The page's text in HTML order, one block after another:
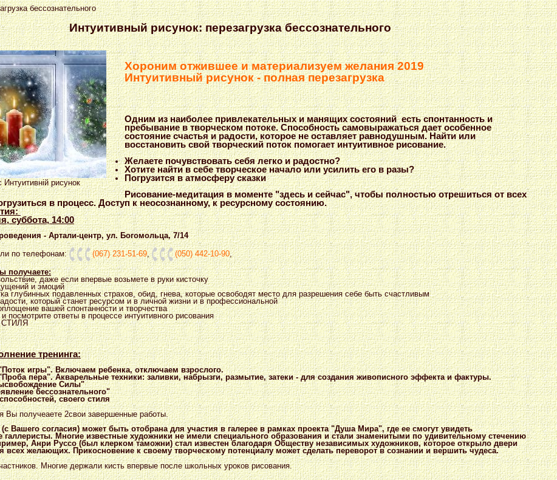
бессознательного
Интуитивный рисунок: перезагрузка бессознательного
рисунок
Хороним отжившее и материализуем желания 2019
Интуитивный рисунок - полная перезагрузка
Одним из наиболее привлекательных и манящих состояний есть спонтанность и
пребывание в творческом потоке. Способность самовыражаться дает особенное
состояние счастья и радости, которое не оставляет равнодушным. Найти или
восстановить свой творческий поток помогает интуитивное рисование.
Желаете почувствовать себя легко и радостно?
Хотите найти в себе творческое начало или усилить его в разы?
Погрузится в атмосферу сказки
Рисование-медитация в моменте "здесь и сейчас", чтобы полностью отрешиться от всех
в процесс. Доступ к неосознанному, к ресурсному состоянию.
суббота, 14:00
- Артали-центр, ул. Богомольца, 7/14
по телефонам:
(067) 231-51-69, (050) 442-10-90,
получаете:
даже если впервые возьмете в руки кисточку
и эмоций
глубинных подавленных страхов, обид, гнева, которые освободят место для разрешения себе быть счастливым
который станет ресурсом и в личной жизни и в профессиональной
вашей спонтанности и творчества
посмотрите ответы в процессе интуитивного рисования
СТИЛЯ
тренинга:
игры". Включаем ребенка, отключаем взрослого.
пера". Акварельные техники: заливки, набрызги, размытие, затеки - для создания живописного эффекта и фактуры.
Силы"
бессознательного"
своего стиля
Вы получеаете 2свои завершенные работы.
Вашего согласия) может быть отобрана для участия в галерее в рамках проекта "Душа Мира", где ее смогут увидеть
Многие известные художники не имели специального образования и стали знаменитыми по удивительному стечению
Анри Руссо (был клерком таможни) стал известен благодаря Обществу независимых художников, которое открыло двери
всех желающих. Прикосновение к своему творческому потенциалу может сделать переворот в сознании и вершить чудеса.
Многие держали кисть впервые после школьных уроков рисования.